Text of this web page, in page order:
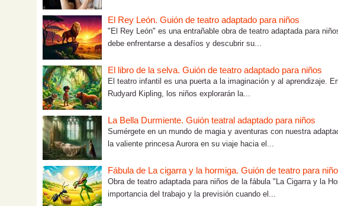
El Rey León. Guión de teatro adaptado para niños
"El Rey León" es una entrañable obra de teatro adaptada para
debe enfrentarse a desafíos y descubrir su...
El libro de la selva. Guión de teatro adaptado para niños
El teatro infantil es una puerta a la imaginación y al aprendizaje.
Rudyard Kipling, los niños explorarán la...
La Bella Durmiente. Guión teatral adaptado para niños
Sumérgete en un mundo de magia y aventuras con nuestra
la valiente princesa Aurora en su viaje hacia el...
Fábula de La cigarra y la hormiga. Guión de teatro para
Obra de teatro adaptada para niños de la fábula "La Cigarra y la
importancia del trabajo y la previsión cuando el...